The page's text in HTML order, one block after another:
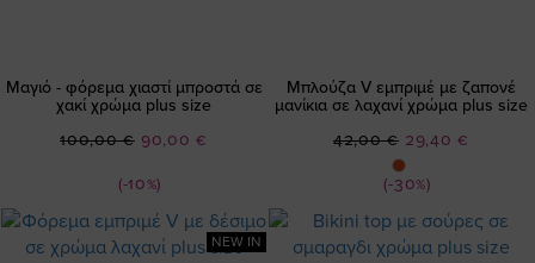
Μαγιό - φόρεμα χιαστί μπροστά σε
χακί χρώμα plus size
(-10%)
Ειδική
90,00 €
100,00 €
Μπλούζα V εμπριμέ με ζαπονέ
μανίκια σε λαχανί χρώμα plus size
(-30%)
Ειδική
Τιμή
29,40 €
42,00 €
NEW IN